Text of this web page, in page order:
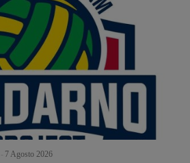
7 Agosto 2026